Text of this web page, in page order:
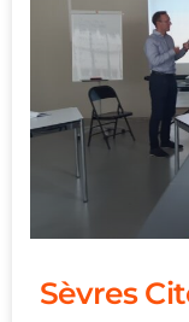
Sèvres